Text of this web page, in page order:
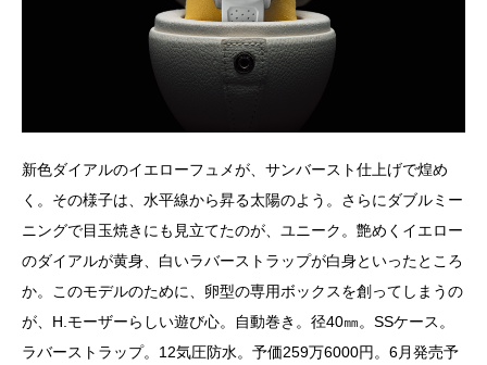
新色ダイアルのイエローフュメが、サンバースト仕上げで煌め
く。その様子は、水平線から昇る太陽のよう。さらにダブルミー
ニングで目玉焼きにも見立てたのが、ユニーク。艶めくイエロー
のダイアルが黄身、白いラバーストラップが白身といったところ
か。このモデルのために、卵型の専用ボックスを創ってしまうの
が、H.モーザーらしい遊び心。自動巻き。径40㎜。SSケース。
ラバーストラップ。12気圧防水。予価259万6000円。6月発売予